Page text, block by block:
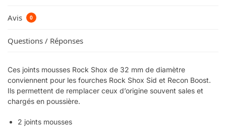
Avis 0
Questions / Réponses
Ces joints mousses Rock Shox de 32 mm de diamètre
conviennent pour les fourches Rock Shox Sid et Recon Boost.
Ils permettent de remplacer ceux d’origine souvent sales et
chargés en poussière.
2 joints mousses